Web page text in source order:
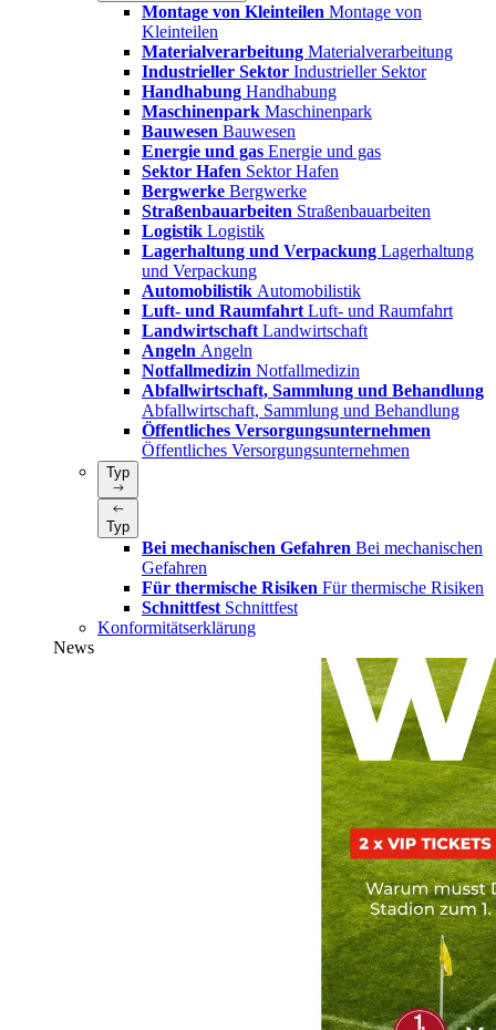
Montage von Kleinteilen Montage von
Kleinteilen
Materialverarbeitung Materialverarbeitung
Industrieller Sektor Industrieller Sektor
Handhabung Handhabung
Maschinenpark Maschinenpark
Bauwesen Bauwesen
Energie und gas Energie und gas
Sektor Hafen Sektor Hafen
Bergwerke Bergwerke
Straßenbauarbeiten Straßenbauarbeiten
Logistik Logistik
Lagerhaltung und Verpackung Lagerhaltung
und Verpackung
Automobilistik Automobilistik
Luft- und Raumfahrt Luft- und Raumfahrt
Landwirtschaft Landwirtschaft
Angeln Angeln
Notfallmedizin Notfallmedizin
Abfallwirtschaft, Sammlung und Behandlung
Abfallwirtschaft, Sammlung und Behandlung
Öffentliches Versorgungsunternehmen
Öffentliches Versorgungsunternehmen
Typ
Typ
Bei mechanischen Gefahren Bei mechanischen
Gefahren
Für thermische Risiken Für thermische Risiken
Schnittfest Schnittfest
Konformitätserklärung
News